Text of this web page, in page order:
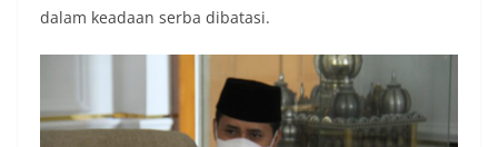
dalam keadaan serba dibatasi.